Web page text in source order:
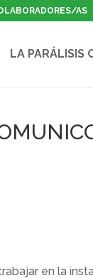
AS
LA PARÁLISIS
en la